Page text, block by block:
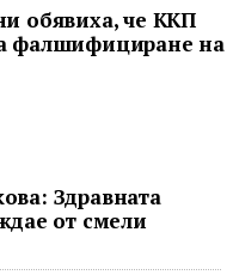
обявиха, че ККП
фалшифициране на
Здравната
от смели